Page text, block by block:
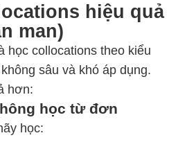
hiệu quả
man)
học collocations theo kiểu
sâu và khó áp dụng.
hơn:
học từ đơn
học: